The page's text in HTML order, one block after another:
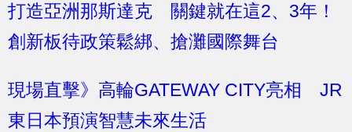
打造亞洲那斯達克 關鍵就在這2、3年！
創新板待政策鬆綁、搶灘國際舞台
現場直擊》高輪GATEWAY CITY亮相 JR
東日本預演智慧未來生活